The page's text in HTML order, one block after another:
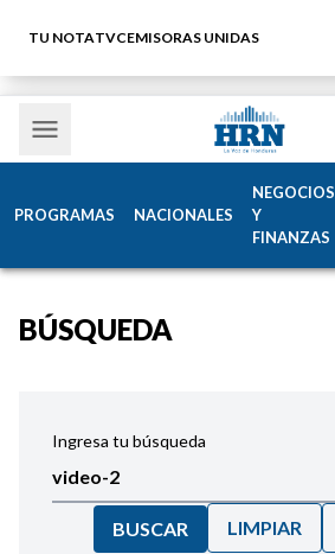
TU NOTATVCEMISORAS UNIDAS
PROGRAMAS NACIONALES
NEGOCIOS
Y
FINANZAS
BÚSQUEDA
Ingresa tu búsqueda
BUSCAR LIMPIAR